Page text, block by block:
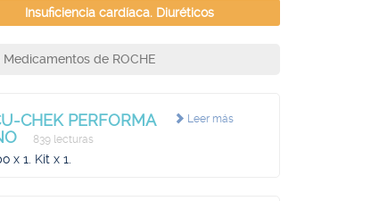
Insuficiencia cardíaca. Diuréticos
Medicamentos de ROCHE
Leer más
CHEK PERFORMA
839 lecturas
x 1. Kit x 1.